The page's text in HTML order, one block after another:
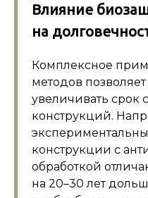
Влияние
на
Комплексное
методов
увеличивать срок
конструкций.
конструкции с
обработкой
на 20–30 лет